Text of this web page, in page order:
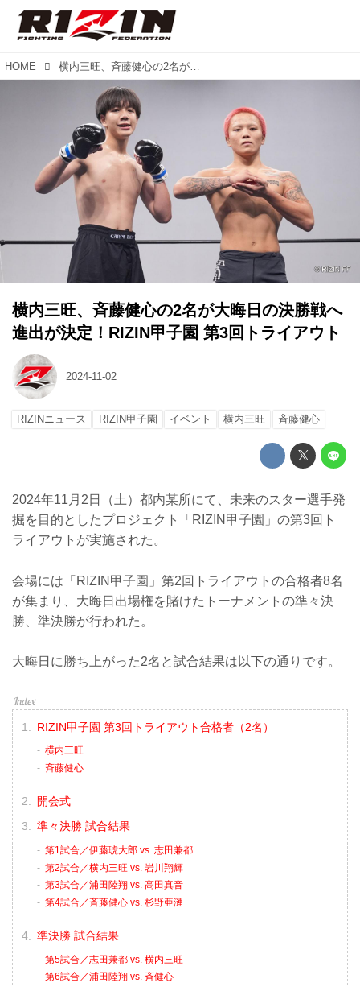
HOME 横内三旺、⻫藤健心の2名が大晦日の決勝戦へ進出が決定！RIZIN甲子園 第3回トライアウト
横内三旺、⻫藤健心の2名が大晦日の決勝戦へ
進出が決定！RIZIN甲子園 第3回トライアウト
2024-11-02
RIZINニュース RIZIN甲子園 イベント 横内三旺 ⻫藤健心
2024年11月2日（土）都内某所にて、未来のスター選手発
掘を目的としたプロジェクト「RIZIN甲子園」の第3回ト
ライアウトが実施された。
会場には「RIZIN甲子園」第2回トライアウトの合格者8名
が集まり、大晦日出場権を賭けたトーナメントの準々決
勝、準決勝が行われた。
大晦日に勝ち上がった2名と試合結果は以下の通りです。
RIZIN甲子園 第3回トライアウト合格者（2名）
横内三旺
⻫藤健心
開会式
準々決勝 試合結果
第1試合／伊藤琥大郎 vs. 志田兼都
第2試合／横内三旺 vs. 岩川翔輝
第3試合／浦田陸翔 vs. 高田真音
第4試合／⻫藤健心 vs. 杉野亜漣
準決勝 試合結果
第5試合／志田兼都 vs. 横内三旺
第6試合／浦田陸翔 vs. 斉健心